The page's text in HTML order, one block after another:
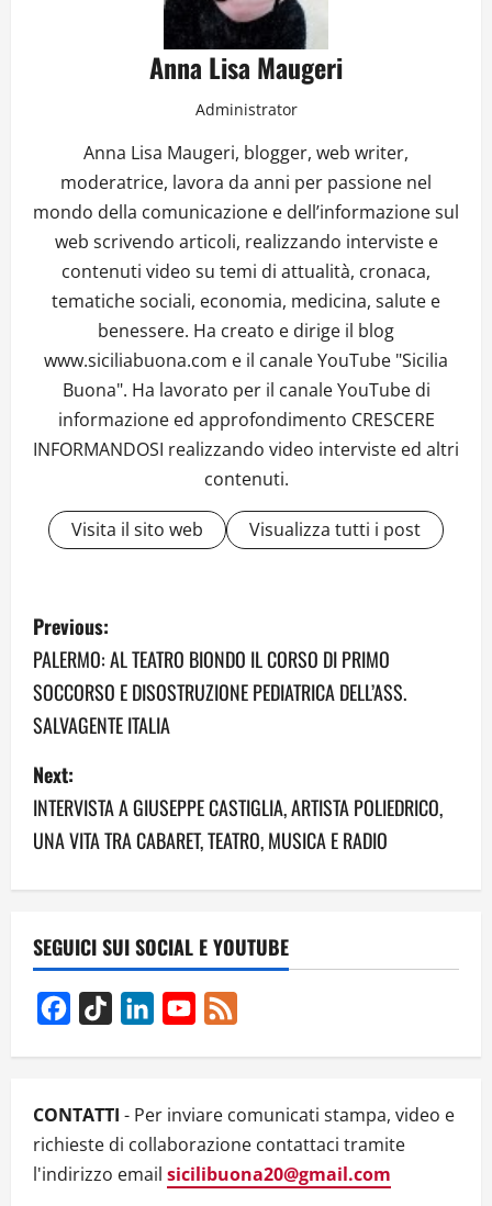
Anna Lisa Maugeri
Administrator
Anna Lisa Maugeri, blogger, web writer,
moderatrice, lavora da anni per passione nel
mondo della comunicazione e dell’informazione sul
web scrivendo articoli, realizzando interviste e
contenuti video su temi di attualità, cronaca,
tematiche sociali, economia, medicina, salute e
benessere. Ha creato e dirige il blog
www.siciliabuona.com e il canale YouTube "Sicilia
Buona". Ha lavorato per il canale YouTube di
informazione ed approfondimento CRESCERE
INFORMANDOSI realizzando video interviste ed altri
contenuti.
Visita il sito web Visualizza tutti i post
P
o
s
t
n
a
v
i
g
a
i
o
Previous:
PALERMO: AL TEATRO BIONDO IL CORSO DI PRIMO
SOCCORSO E DISOSTRUZIONE PEDIATRICA DELL’ASS.
SALVAGENTE ITALIA
Next:
INTERVISTA A GIUSEPPE CASTIGLIA, ARTISTA POLIEDRICO,
UNA VITA TRA CABARET, TEATRO, MUSICA E RADIO
SEGUICI SUI SOCIAL E YOUTUBE
Facebook
TikTok LinkedInYouTube
CONTATTI - Per inviare comunicati stampa, video e
richieste di collaborazione contattaci tramite
l'indirizzo email sicilibuona20@gmail.com